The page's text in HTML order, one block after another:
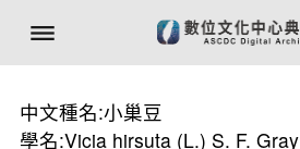
中文種名:小巢豆
學名:Vicia hirsuta (L.) S. F. Gray